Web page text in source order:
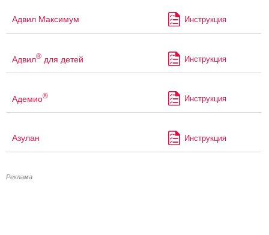
Адвил Максимум Инструкция
Адвил® для детей Инструкция
Адемио® Инструкция
Азулан Инструкция
Реклама